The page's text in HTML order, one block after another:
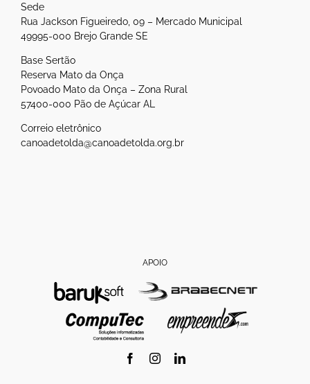
Sede
Rua Jackson Figueiredo, 09 – Mercado Municipal
49995-000 Brejo Grande SE
Base Sertão
Reserva Mato da Onça
Povoado Mato da Onça – Zona Rural
57400-000 Pão de Açúcar AL
Correio eletrônico
canoadetolda@canoadetolda.org.br
APOIO
FacebookInstagramLinkedIn